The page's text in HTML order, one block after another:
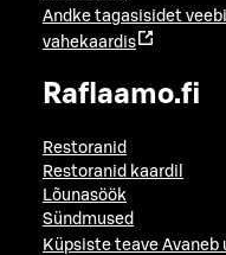
Andke tagasisidet
vahekaardis
Raflaamo.fi
Restoranid
Restoranid kaardil
Lõunasöök
Sündmused
Küpsiste teave Avaneb